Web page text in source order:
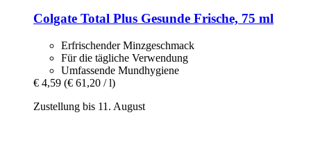
Colgate Total Plus Gesunde Frische, 75 ml
Erfrischender Minzgeschmack
Für die tägliche Verwendung
Umfassende Mundhygiene
€ 4,59 (€ 61,20 / l)
Zustellung bis 11. August